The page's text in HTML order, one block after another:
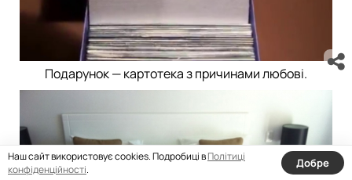
Подарунок — картотека з причинами любові.
Наш сайт використовує cookies. Подробиці вПолітиці
конфіденційності. Добре